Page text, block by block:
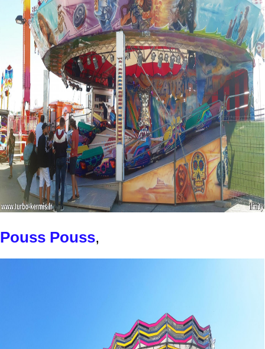
Pouss Pouss,